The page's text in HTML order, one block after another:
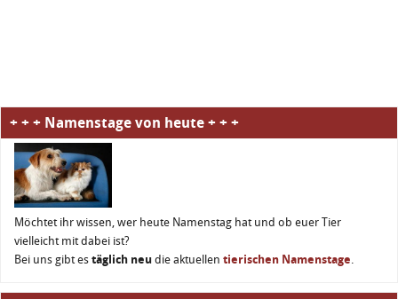
+ + + Namenstage von heute + + +
Möchtet ihr wissen, wer heute Namenstag hat und ob euer Tier
vielleicht mit dabei ist?
Bei uns gibt es täglich neu die aktuellen tierischen Namenstage.